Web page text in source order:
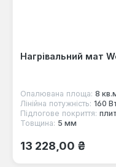
Нагрівальний мат
Опалювана площа: 8
Лінійна потужність: 160
Підлогове покриття:
Товщина: 5 мм
Звичайна ціна:
13 228,00 ₴